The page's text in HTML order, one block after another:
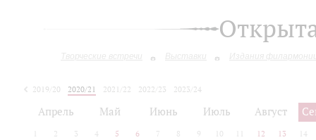
Творческие встречи Выставки Издания
2019/20 2020/21 2021/22 2022/23
2023/24
Апрель Май Июнь Июль Август
2 3 4 5 6 7 8 9 10 12 13 14